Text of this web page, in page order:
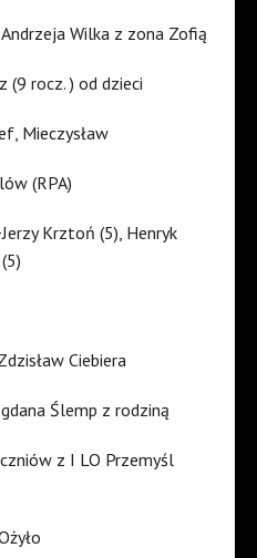
Wilka z zona Zofią
(9 rocz. ) od dzieci
Mieczysław
(RPA)
Krztoń (5), Henryk
Ciebiera
Ślemp z rodziną
z I LO Przemyśl